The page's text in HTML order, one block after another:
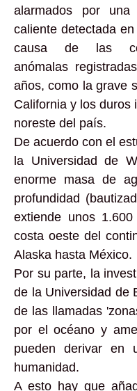
alarmados por
caliente detectada
causa de las
anómalas
años, como la grave
California y los duros
noreste del país.
De acuerdo con el
la Universidad de
enorme masa de
profundidad
extiende unos
costa oeste del
Alaska hasta México.
Por su parte, la
de la Universidad de
de las llamadas
por el océano y
pueden derivar en
humanidad.
A esto hay que